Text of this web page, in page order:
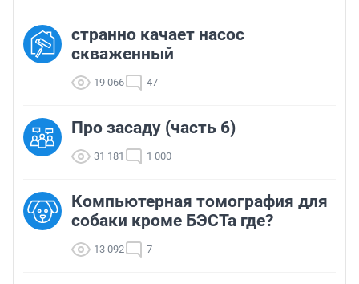
странно качает насос
скваженный
19 066 47
Про засаду (часть 6)
31 181 1 000
Компьютерная томография для
собаки кроме БЭСТа где?
13 092 7